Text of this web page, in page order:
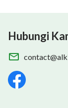
Hubungi